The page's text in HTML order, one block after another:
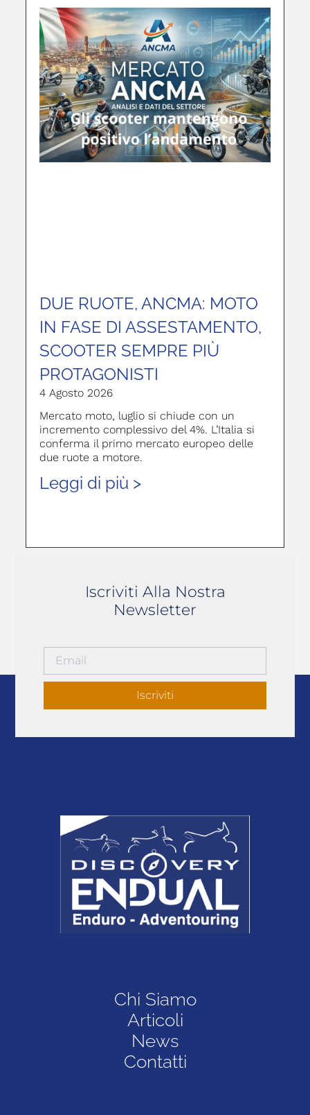
DUE RUOTE, ANCMA: MOTO
IN FASE DI ASSESTAMENTO,
SCOOTER SEMPRE PIÙ
PROTAGONISTI
4 Agosto 2026
Mercato moto, luglio si chiude con un
incremento complessivo del 4%. L’Italia si
conferma il primo mercato europeo delle
due ruote a motore.
Leggi di più >
Iscriviti Alla Nostra
Newsletter
Iscriviti
Chi Siamo
Articoli
News
Contatti